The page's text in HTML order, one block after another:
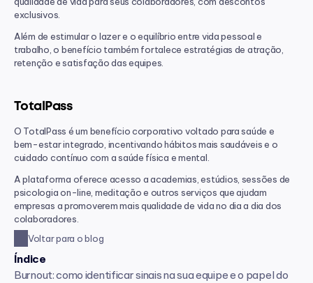
Voltar para o blog
Índice
Burnout: como identificar sinais na sua equipe e o papel do
exclusivos.
Além de estimular o lazer e o equilíbrio entre vida pessoal e
trabalho, o benefício também fortalece estratégias de atração,
retenção e satisfação das equipes.
TotalPass
O TotalPass é um benefício corporativo voltado para saúde e
bem-estar integrado, incentivando hábitos mais saudáveis e o
cuidado contínuo com a saúde física e mental.
A plataforma oferece acesso a academias, estúdios, sessões de
psicologia on-line, meditação e outros serviços que ajudam
empresas a promoverem mais qualidade de vida no dia a dia dos
colaboradores.